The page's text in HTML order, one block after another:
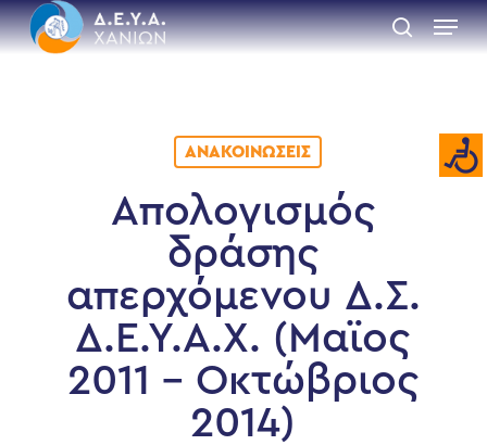
Skip
to
main
search
Menu
ΑΝΑΚΟΙΝΏΣΕΙΣ
Απολογισμός
δράσης
απερχόμενου Δ.Σ.
Δ.Ε.Υ.Α.Χ. (Μαϊος
2011 – Οκτώβριος
2014)